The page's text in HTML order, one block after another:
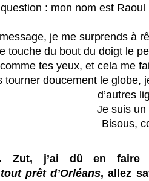
: mon nom est Raoul
je me surprends à
touche du bout du doigt le
tes yeux, et cela me
tourner doucement le globe,
d’autres
Je suis un
Bisous,
Zut, j’ai dû en
prêt d’Orléans, allez